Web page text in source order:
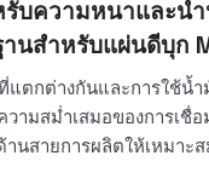
รับความหนาและน้
นสำหรับแผ่นดีบุก
แตกต่างกันและการใช้น้
วามสม่ำเสมอของการเชื่
นสายการผลิตให้เหมาะส